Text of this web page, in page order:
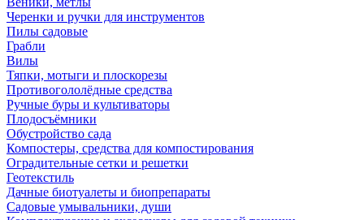
Черенки и ручки для инструментов
Пилы садовые
Грабли
Вилы
Тяпки, мотыги и плоскорезы
Противогололёдные средства
Ручные буры и культиваторы
Плодосъёмники
Обустройство сада
Компостеры, средства для компостирования
Оградительные сетки и решетки
Геотекстиль
Дачные биотуалеты и биопрепараты
Садовые умывальники, души